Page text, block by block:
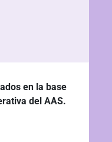
en la base
del AAS.